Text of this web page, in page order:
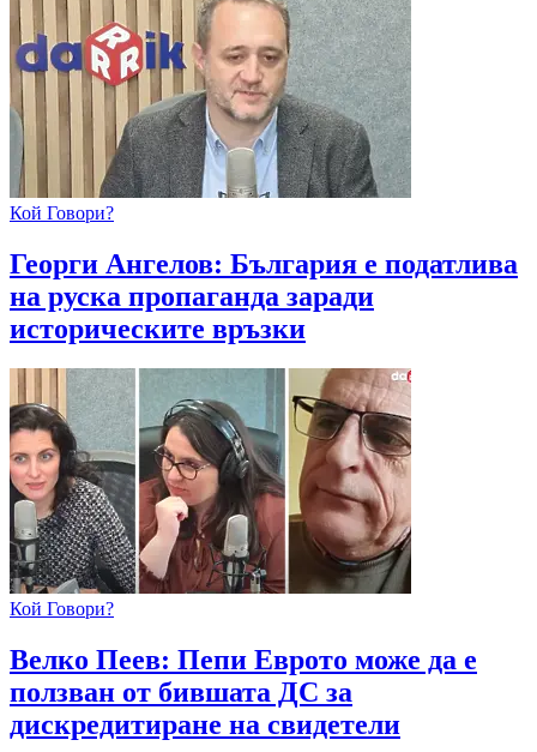
Кой Говори?
Георги Ангелов: България е податлива
на руска пропаганда заради
историческите връзки
Кой Говори?
Велко Пеев: Пепи Еврото може да е
ползван от бившата ДС за
дискредитиране на свидетели